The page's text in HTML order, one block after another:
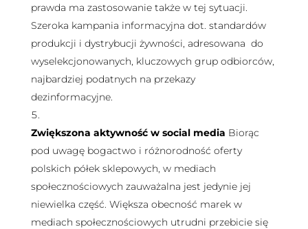
prawda ma zastosowanie także w tej sytuacji.
Szeroka kampania informacyjna dot. standardów
produkcji i dystrybucji żywności, adresowana do
wyselekcjonowanych, kluczowych grup odbiorców,
najbardziej podatnych na przekazy
dezinformacyjne.
Zwiększona aktywność w social media Biorąc
pod uwagę bogactwo i różnorodność oferty
polskich półek sklepowych, w mediach
społecznościowych zauważalna jest jedynie jej
niewielka część. Większa obecność marek w
mediach społecznościowych utrudni przebicie się